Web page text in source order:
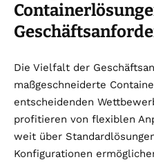
Die Vielfalt der
maßgeschneiderte
entscheidenden
profitieren von flexiblen
weit über
Konfigurationen